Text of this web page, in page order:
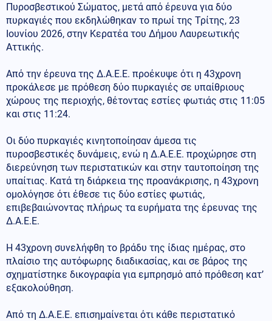
Πυροσβεστικού Σώματος, μετά από έρευνα για δύο
πυρκαγιές που εκδηλώθηκαν το πρωί της Τρίτης, 23
Ιουνίου 2026, στην Κερατέα του Δήμου Λαυρεωτικής
Αττικής.
Από την έρευνα της Δ.Α.Ε.Ε. προέκυψε ότι η 43χρονη
προκάλεσε με πρόθεση δύο πυρκαγιές σε υπαίθριους
χώρους της περιοχής, θέτοντας εστίες φωτιάς στις 11:05
και στις 11:24.
Οι δύο πυρκαγιές κινητοποίησαν άμεσα τις
πυροσβεστικές δυνάμεις, ενώ η Δ.Α.Ε.Ε. προχώρησε στη
διερεύνηση των περιστατικών και στην ταυτοποίηση της
υπαίτιας. Κατά τη διάρκεια της προανάκρισης, η 43χρονη
ομολόγησε ότι έθεσε τις δύο εστίες φωτιάς,
επιβεβαιώνοντας πλήρως τα ευρήματα της έρευνας της
Δ.Α.Ε.Ε.
Η 43χρονη συνελήφθη το βράδυ της ίδιας ημέρας, στο
πλαίσιο της αυτόφωρης διαδικασίας, και σε βάρος της
σχηματίστηκε δικογραφία για εμπρησμό από πρόθεση κατ’
εξακολούθηση.
Από τη Δ.Α.Ε.Ε. επισημαίνεται ότι κάθε περιστατικό